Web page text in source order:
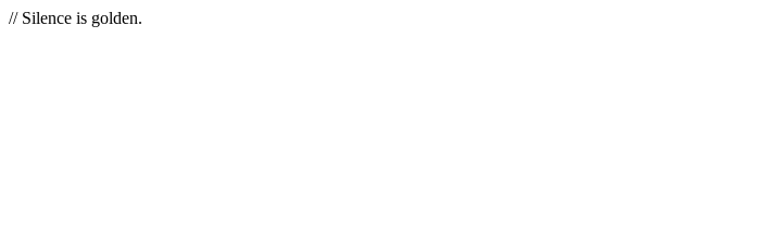
// Silence is golden.